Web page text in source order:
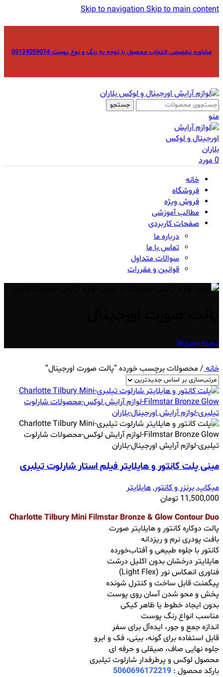
Skip to navigationSkip to main content
مشاوره تخصصی انتخاب محصول با توجه به رنگ و نوع پوست 09124059074
جستجو
منو
0مورد
خانه
فروشگاه
فروش ویژه
مطالب آموزشی
صفحات کاربردی
درباره ما
تماس با ما
سوالات متداول
قوانین و مقررات
دسته بندی‌ها
خانه/ محصولات برچسب خورده “پالت صورت اورجینال”
مینی پلت کانتور و هایلایتر فیلم استار شارلوت تیلبری
میکاپ,برنزر و کانتور,هایلایتر
11,500,000 تومان
Charlotte Tilbury Mini Filmstar Bronze & Glow Contour Duo
پالت دوکاره کانتور و هایلایتر صورت
بافت پودری نرم و ریزدانه
کانتور با جلوه طبیعی و آفتاب‌خورده
هایلایتر درخشان بدون اکلیل درشت
فناوری انعکاس نور (Light Flex)
پیگمنت قابل ساخت و کنترل شونده
پخش و محو شدن آسان روی پوست
بدون ایجاد خطوط یا ظاهر کیکی
مناسب انواع رنگ پوست
اندازه جمع و جور، ایده‌آل برای سفر
قابل استفاده برای گونه، بینی، فک و ابرو
جلوه نهایی صاف، صیقلی و حرفه ای
محصول لوکس و پرطرفدار شارلوت تیلبری
بارکد محصول : 5060696172219